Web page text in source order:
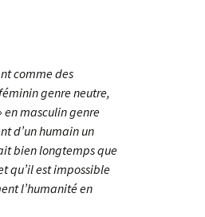
comme des
genre neutre,
en masculin genre
d’un humain un
bien longtemps que
qu’il est impossible
l’humanité en